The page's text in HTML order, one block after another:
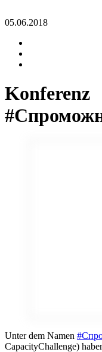
05.06.2018
Konferenz
Unter dem Namen
CapacityChallenge)